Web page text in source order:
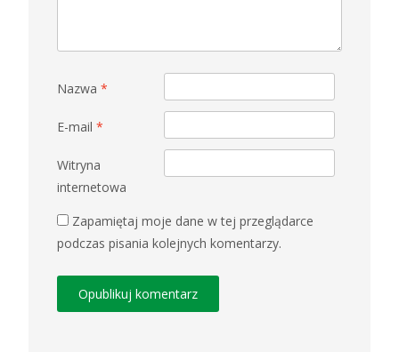
Nazwa *
E-mail *
Witryna
internetowa
Zapamiętaj moje dane w tej przeglądarce
podczas pisania kolejnych komentarzy.